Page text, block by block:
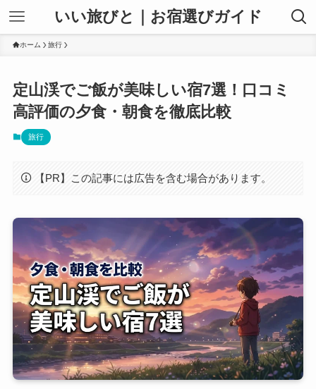
いい旅びと｜お宿選びガイド
ホーム 旅行
定山渓でご飯が美味しい宿7選！口コミ
高評価の夕食・朝食を徹底比較
旅行
【PR】この記事には広告を含む場合があります。